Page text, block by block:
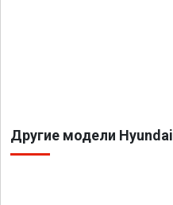
Другие модели Hyundai